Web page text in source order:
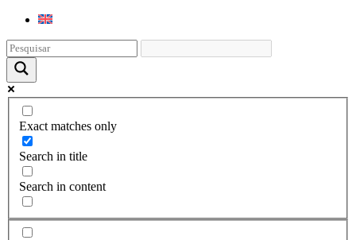
Exact matches only
Search in title
Search in content